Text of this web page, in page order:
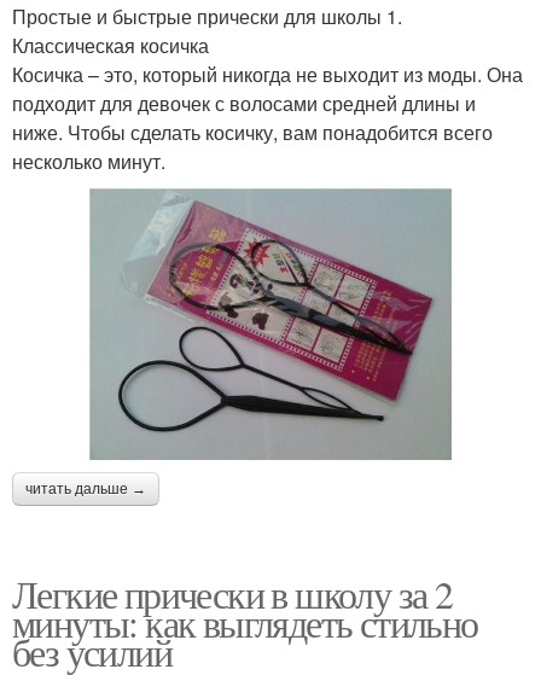
Простые и быстрые прически для школы 1.
Классическая косичка
Косичка – это, который никогда не выходит из моды. Она
подходит для девочек с волосами средней длины и
ниже. Чтобы сделать косичку, вам понадобится всего
несколько минут.
читать дальше →
Легкие прически в школу за 2
минуты: как выглядеть стильно
без усилий